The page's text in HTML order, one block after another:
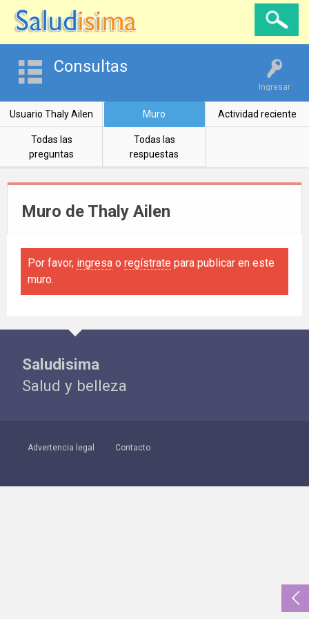
Ingresar
Consultas
Usuario Thaly Ailen Muro Actividad reciente
Todas las
preguntas
Todas las
respuestas
Muro de Thaly Ailen
Por favor, ingresa o regístrate para publicar en este
muro.
Saludisima
Salud y belleza
Advertencia legal Contacto